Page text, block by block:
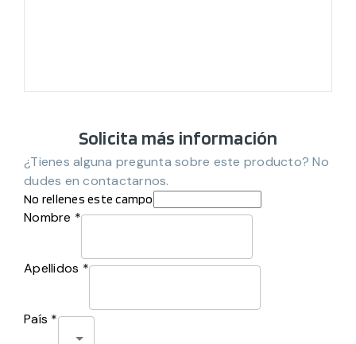
Solicita más información
¿Tienes alguna pregunta sobre este producto? No
dudes en contactarnos.
No rellenes este campo
Nombre *
Apellidos *
País *